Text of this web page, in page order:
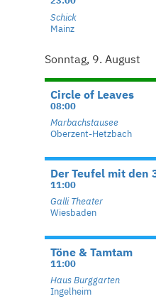
Schick
Mainz
Sonntag, 9. August
Circle of Leaves
08:00
Marbachstausee
Oberzent-Hetzbach
Der Teufel mit den
11:00
Galli Theater
Wiesbaden
Töne & Tamtam
11:00
Haus Burggarten
Ingelheim